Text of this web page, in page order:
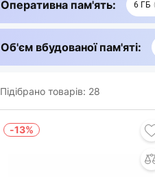
Оперативна пам'ять: 6 ГБ
Об'єм вбудованої пам'яті:
Підібрано товарів: 28
-13%